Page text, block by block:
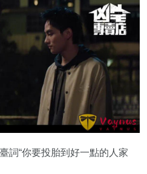
詞“你要投胎到好一點的人家